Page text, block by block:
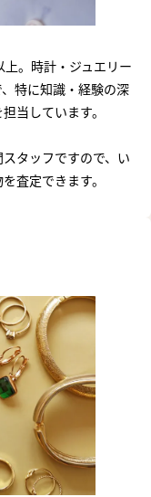
。時計・ジュエリー
特に知識・経験の深
当しています。
タッフですので、い
査定できます。